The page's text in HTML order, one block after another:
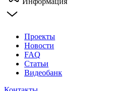
Проекты
Новости
FAQ
Статьи
Видеобанк